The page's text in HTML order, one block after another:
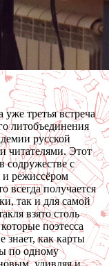
третья встреча
литобъединения
русской
читателями. Этот
содружестве с
и режиссёром
получается
так и для самой
взято столь
поэтесса
знает, как карты
по одному